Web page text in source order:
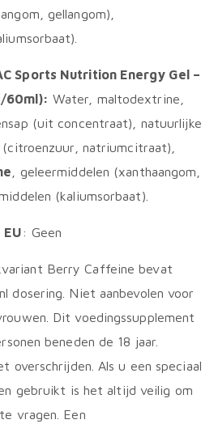
gellangom),
Sports Nutrition Energy Gel –
60ml): Water, maltodextrine,
(uit concentraat), natuurlijke
natriumcitraat),
, geleermiddelen (xanthaangom,
(kaliumsorbaat).
: Geen
Berry Caffeine bevat
dosering. Niet aanbevolen voor
Dit voedingssupplement
beneden de 18 jaar.
overschrijden. Als u een speciaal
gebruikt is het altijd veilig om
vragen. Een